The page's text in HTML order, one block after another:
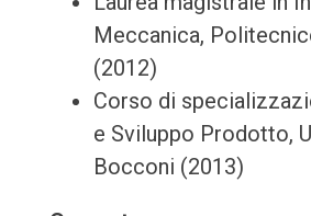
Meccanica,
(2012)
Corso di
e Sviluppo Prodotto,
Bocconi (2013)